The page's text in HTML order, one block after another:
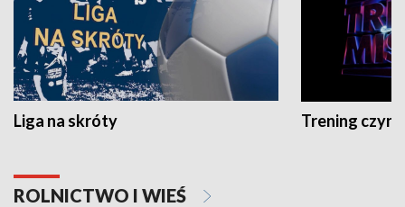
Liga na skróty Trening czyni
ROLNICTWO I WIEŚ